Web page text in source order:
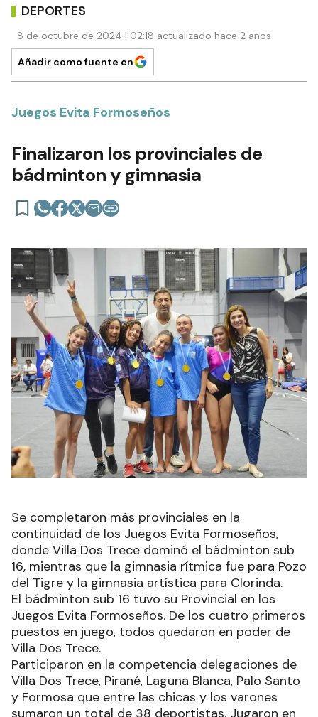
DEPORTES
8 de octubre de 2024 | 02:18 actualizado hace 2 años
Añadir como fuente en
Juegos Evita Formoseños
Finalizaron los provinciales de
bádminton y gimnasia
Se completaron más provinciales en la
continuidad de los Juegos Evita Formoseños,
donde Villa Dos Trece dominó el bádminton sub
16, mientras que la gimnasia rítmica fue para Pozo
del Tigre y la gimnasia artística para Clorinda.
El bádminton sub 16 tuvo su Provincial en los
Juegos Evita Formoseños. De los cuatro primeros
puestos en juego, todos quedaron en poder de
Villa Dos Trece.
Participaron en la competencia delegaciones de
Villa Dos Trece, Pirané, Laguna Blanca, Palo Santo
y Formosa que entre las chicas y los varones
sumaron un total de 38 deportistas. Jugaron en